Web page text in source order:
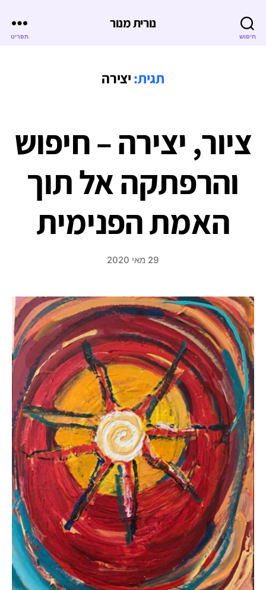
חיפוש
נורית מנור
תפריט
תגית:יצירה
ציור, יצירה – חיפוש
והרפתקה אל תוך
האמת הפנימית
29 מאי 2020